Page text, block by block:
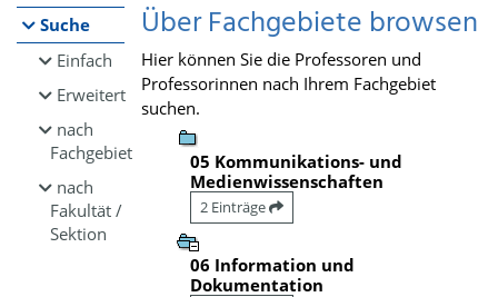
Suche
Einfach
Erweitert
nach
Fachgebiet
nach
Fakultät /
Sektion
Über Fachgebiete browsen
Hier können Sie die Professoren und
Professorinnen nach Ihrem Fachgebiet
suchen.
05 Kommunikations- und
Medienwissenschaften
2 Einträge
06 Information und
Dokumentation